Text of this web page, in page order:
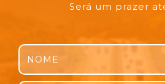
Será um prazer